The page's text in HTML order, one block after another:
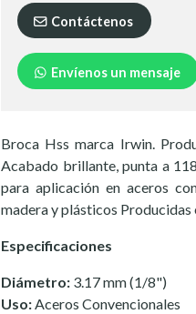
Contáctenos
Envíenos un mensaje
Broca Hss marca Irwin.
Acabado brillante, punta a
para aplicación en aceros
madera y plásticos Producidas
Especificaciones
Diámetro: 3.17 mm (1/8")
Uso: Aceros Convencionales